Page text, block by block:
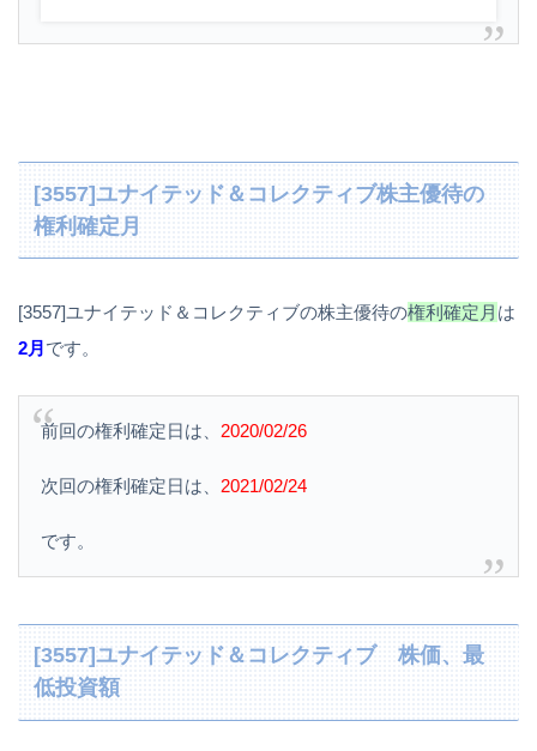
[3557]ユナイテッド＆コレクティブ株主優待の
権利確定月
[3557]ユナイテッド＆コレクティブの株主優待の権利確定月 は
2月 です。
前回の権利確定日は、 2020/02/26
次回の権利確定日は、 2021/02/24
です。
[3557]ユナイテッド＆コレクティブ 株価、最
低投資額